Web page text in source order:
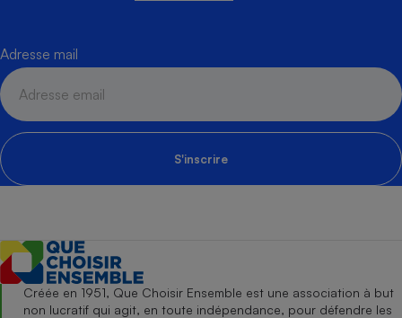
Adresse mail
S'inscrire
Créée en 1951, Que Choisir Ensemble est une association à but
non lucratif qui agit, en toute indépendance, pour défendre les